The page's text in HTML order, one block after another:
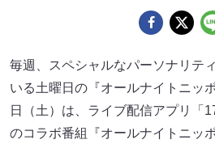
毎週、スペシャルなパーソナリテ
いる土曜日の『オールナイトニッ
日（土）は、ライブ配信アプリ「
のコラボ番組『オールナイトニッ